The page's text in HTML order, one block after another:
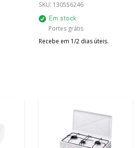
SKU: 130556246
Em stock
Portes grátis
Recebe em 1/2 dias úteis.